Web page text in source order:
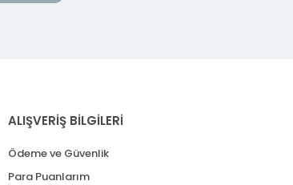
ALIŞVERİŞ BİLGİLERİ
Ödeme ve Güvenlik
Para Puanlarım